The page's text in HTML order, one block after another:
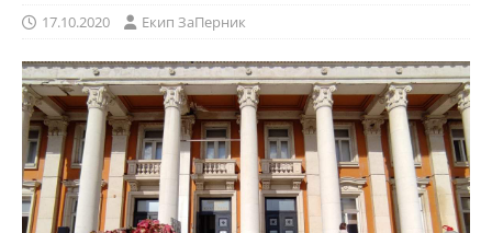
17.10.2020 Eкип ЗаПерник